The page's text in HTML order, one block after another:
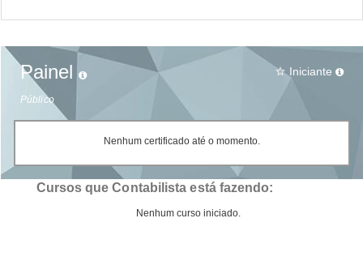
Painel
Público
star_border Iniciante
Nenhum certificado até o momento.
Cursos que Contabilista está fazendo:
Nenhum curso iniciado.